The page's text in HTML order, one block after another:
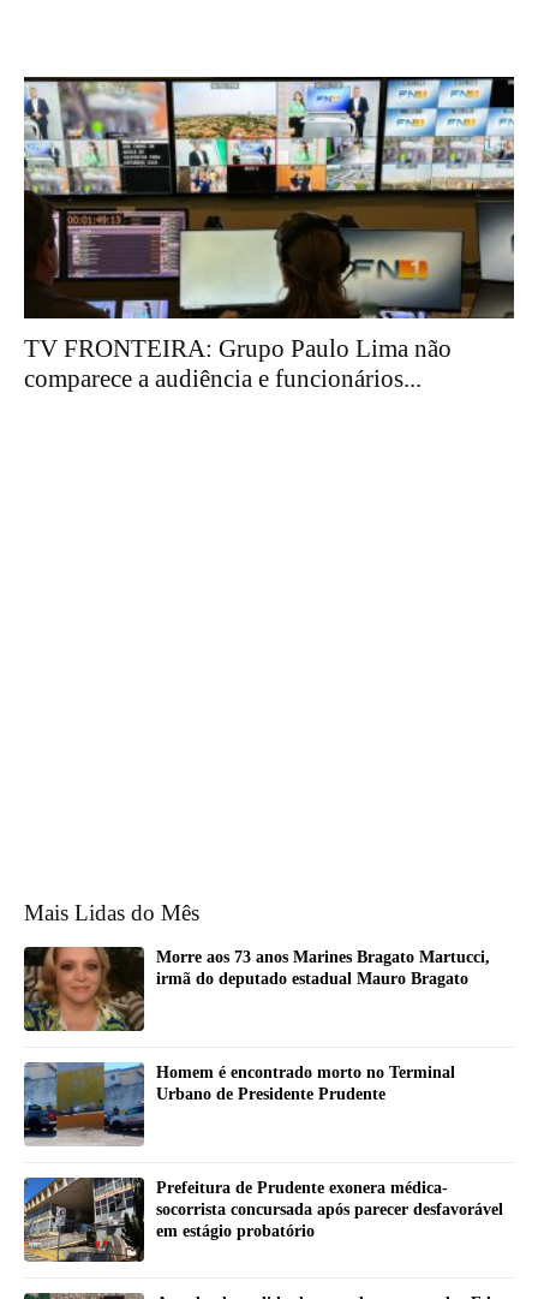
TV FRONTEIRA: Grupo Paulo Lima não
comparece a audiência e funcionários...
Mais Lidas do Mês
Morre aos 73 anos Marines Bragato Martucci,
irmã do deputado estadual Mauro Bragato
Homem é encontrado morto no Terminal
Urbano de Presidente Prudente
Prefeitura de Prudente exonera médica-
socorrista concursada após parecer desfavorável
em estágio probatório